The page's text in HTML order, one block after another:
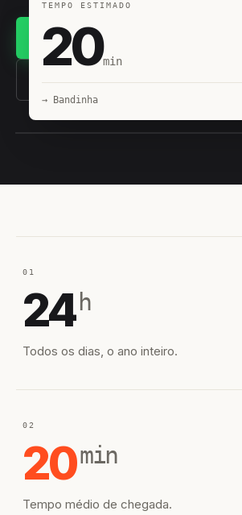
(11) 93407-8838
TEMPO ESTIMADO
20min
→ Bandinha
01
24 h
Todos os dias, o ano inteiro.
02
20min
Tempo médio de chegada.